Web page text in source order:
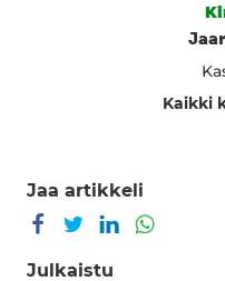
Kaikki
Jaa artikkeli
Jaa Facebookissa
Jaa TwitterissäJaa LinkedInissä
Julkaistu